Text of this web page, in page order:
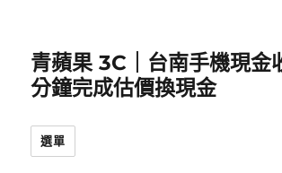
青蘋果 3C｜台南手機現金
分鐘完成估價換現金
選單